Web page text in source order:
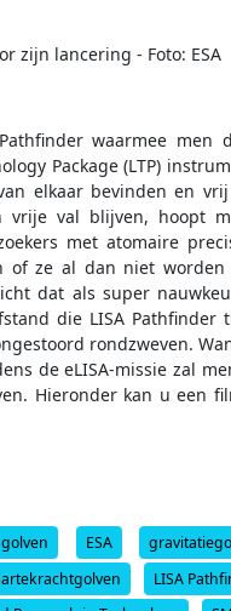
zijn lancering - Foto: ESA
waarmee men
Package (LTP)
elkaar bevinden en
vrije val blijven, hoopt
met atomaire
of ze al dan niet worden
dat als super
die LISA Pathfinder
rondzweven.
de eLISA-missie zal
Hieronder kan u een
golven ESA
LISA